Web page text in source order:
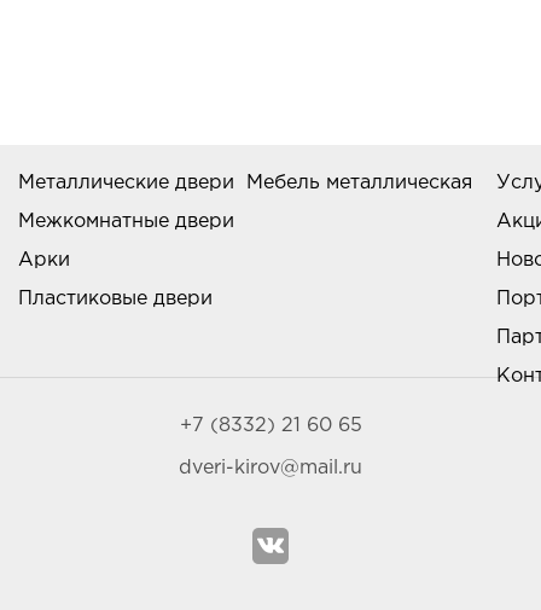
Металлические двери
Межкомнатные двери
Арки
Пластиковые двери
Мебель металлическая
+7 (8332) 21 60 65
dveri-kirov@mail.ru